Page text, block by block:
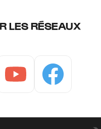
LES RÉSEAUX